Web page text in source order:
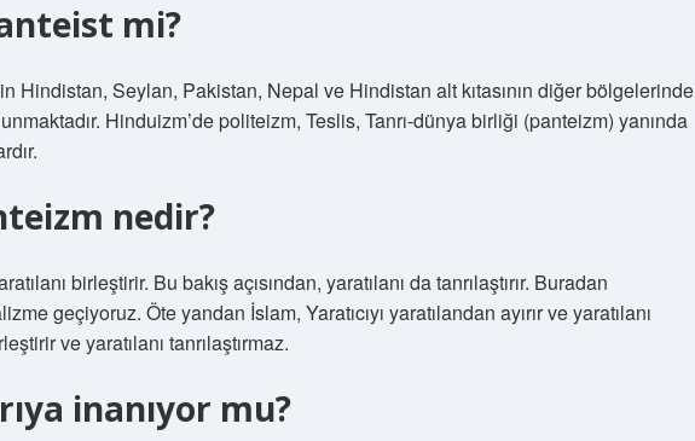
mi?
Hindistan, Seylan, Pakistan, Nepal ve Hindistan alt kıtasının diğer bölgelerinde
Hinduizm’de politeizm, Teslis, Tanrı-dünya birliği (panteizm) yanında
nedir?
birleştirir. Bu bakış açısından, yaratılanı da tanrılaştırır. Buradan
geçiyoruz. Öte yandan İslam, Yaratıcıyı yaratılandan ayırır ve yaratılanı
ve yaratılanı tanrılaştırmaz.
inanıyor mu?